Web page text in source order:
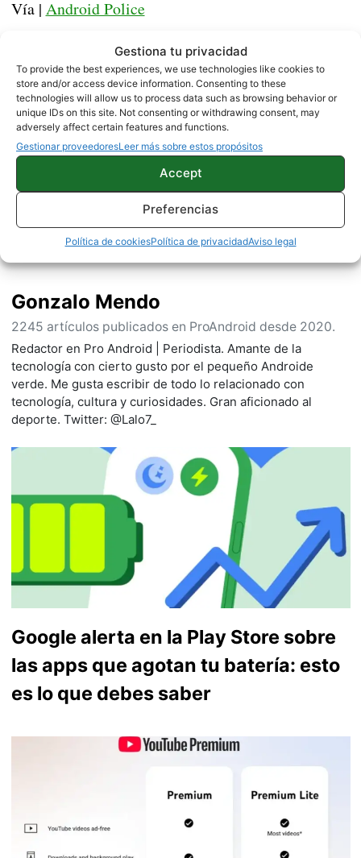
Gestiona tu privacidad
To provide the best experiences, we use technologies like cookies to
store and/or access device information. Consenting to these
technologies will allow us to process data such as browsing behavior or
unique IDs on this site. Not consenting or withdrawing consent, may
adversely affect certain features and functions.
Gestionar proveedoresLeer más sobre estos propósitos
Accept
Preferencias
Política de cookiesPolítica de privacidadAviso legal
Vía | Android Police
NOTICIAS
Sobre este autor
Gonzalo Mendo
2245 artículos publicados en ProAndroid desde 2020.
Redactor en Pro Android | Periodista. Amante de la
tecnología con cierto gusto por el pequeño Androide
verde. Me gusta escribir de todo lo relacionado con
tecnología, cultura y curiosidades. Gran aficionado al
deporte. Twitter: @Lalo7_
Google alerta en la Play Store sobre
las apps que agotan tu batería: esto
es lo que debes saber